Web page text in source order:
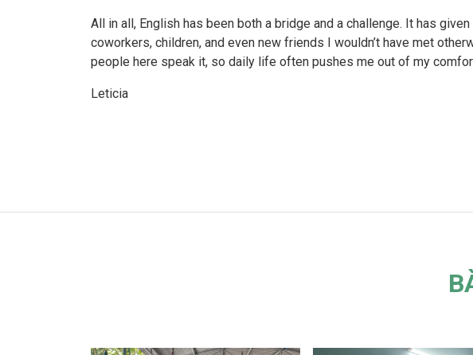
All in all, English has been both a bridge and a challenge. It has
coworkers, children, and even new friends I wouldn’t have met
people here speak it, so daily life often pushes me out of my
Leticia